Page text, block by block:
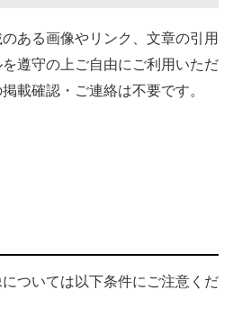
ある画像やリンク、文章の引用
遵守の上ご自由にご利用いただ
載確認・ご連絡は不要です。
ついては以下条件にご注意くだ